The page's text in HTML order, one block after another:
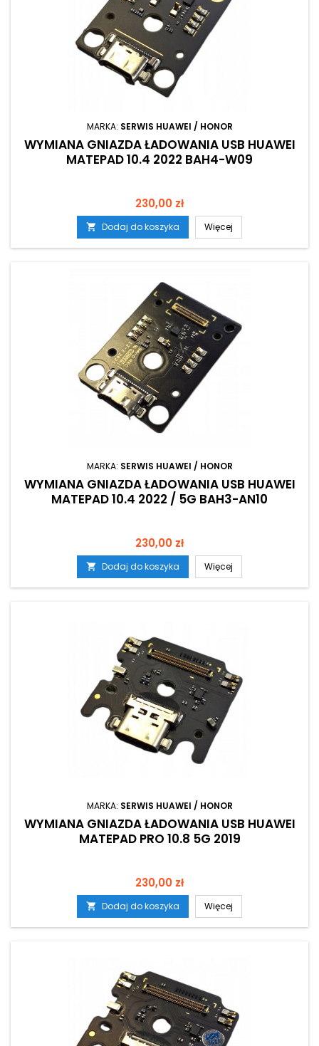
MARKA: SERWIS HUAWEI / HONOR
WYMIANA GNIAZDA ŁADOWANIA USB HUAWEI
MATEPAD 10.4 2022 BAH4-W09
Cena
230,00 zł
 Dodaj do koszyka Więcej
MARKA: SERWIS HUAWEI / HONOR
WYMIANA GNIAZDA ŁADOWANIA USB HUAWEI
MATEPAD 10.4 2022 / 5G BAH3-AN10
Cena
230,00 zł
 Dodaj do koszyka Więcej
MARKA: SERWIS HUAWEI / HONOR
WYMIANA GNIAZDA ŁADOWANIA USB HUAWEI
MATEPAD PRO 10.8 5G 2019
Cena
230,00 zł
 Dodaj do koszyka Więcej